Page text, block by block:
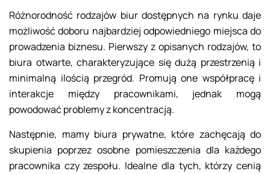
Różnorodność rodzajów biur dostępnych na rynku daje
możliwość doboru najbardziej odpowiedniego miejsca do
prowadzenia biznesu. Pierwszy z opisanych rodzajów, to
biura otwarte, charakteryzujące się dużą przestrzenią i
minimalną ilością przegród. Promują one współpracę i
interakcje między pracownikami, jednak mogą
powodować problemy z koncentracją.
Następnie, mamy biura prywatne, które zachęcają do
skupienia poprzez osobne pomieszczenia dla każdego
pracownika czy zespołu. Idealne dla tych, którzy cenią